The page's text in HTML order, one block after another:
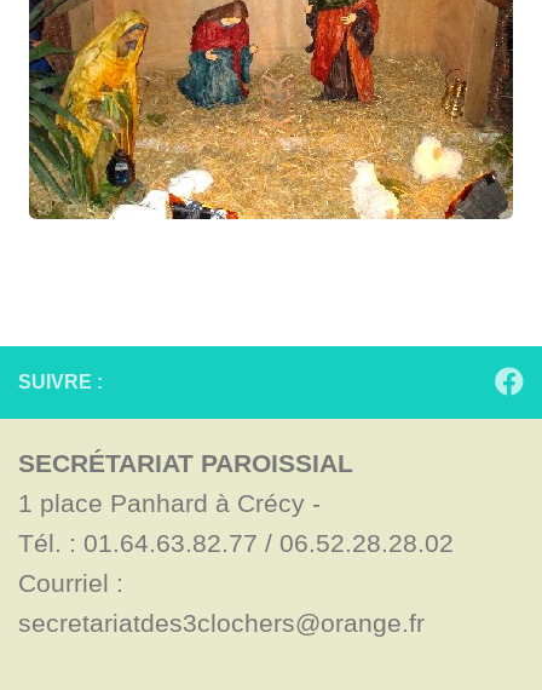
SUIVRE :
SECRÉTARIAT PAROISSIAL
1 place Panhard à Crécy -
Tél. : 01.64.63.82.77 / 06.52.28.28.02
Courriel :
secretariatdes3clochers@orange.fr